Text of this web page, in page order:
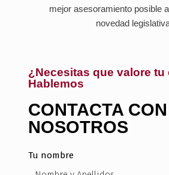
mejor asesoramiento posible
novedad
¿Necesitas que valore tu
Hablemos
CONTACTA CON
NOSOTROS
Tu nombre